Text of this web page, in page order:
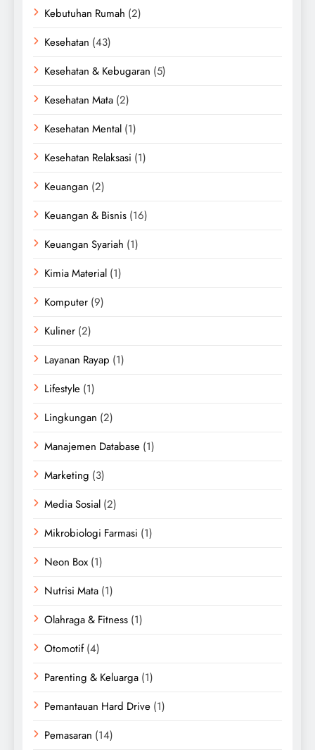
Kebutuhan Rumah (2)
Kesehatan (43)
Kesehatan & Kebugaran (5)
Kesehatan Mata (2)
Kesehatan Mental (1)
Kesehatan Relaksasi (1)
Keuangan (2)
Keuangan & Bisnis (16)
Keuangan Syariah (1)
Kimia Material (1)
Komputer (9)
Kuliner (2)
Layanan Rayap (1)
Lifestyle (1)
Lingkungan (2)
Manajemen Database (1)
Marketing (3)
Media Sosial (2)
Mikrobiologi Farmasi (1)
Neon Box (1)
Nutrisi Mata (1)
Olahraga & Fitness (1)
Otomotif(4)
Parenting & Keluarga (1)
Pemantauan Hard Drive (1)
Pemasaran (14)